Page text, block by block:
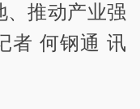
、推动产业强
者 何钢通 讯